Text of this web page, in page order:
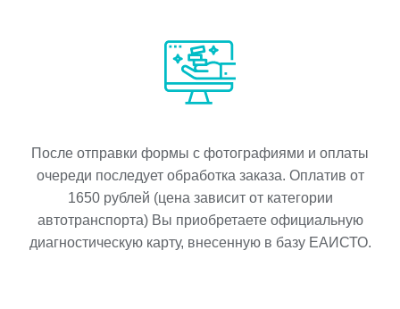
После отправки формы с фотографиями и оплаты
очереди последует обработка заказа. Оплатив от
1650рублей (цена зависит от категории
автотранспорта) Вы приобретаете официальную
диагностическую карту, внесенную в базу ЕАИСТО.